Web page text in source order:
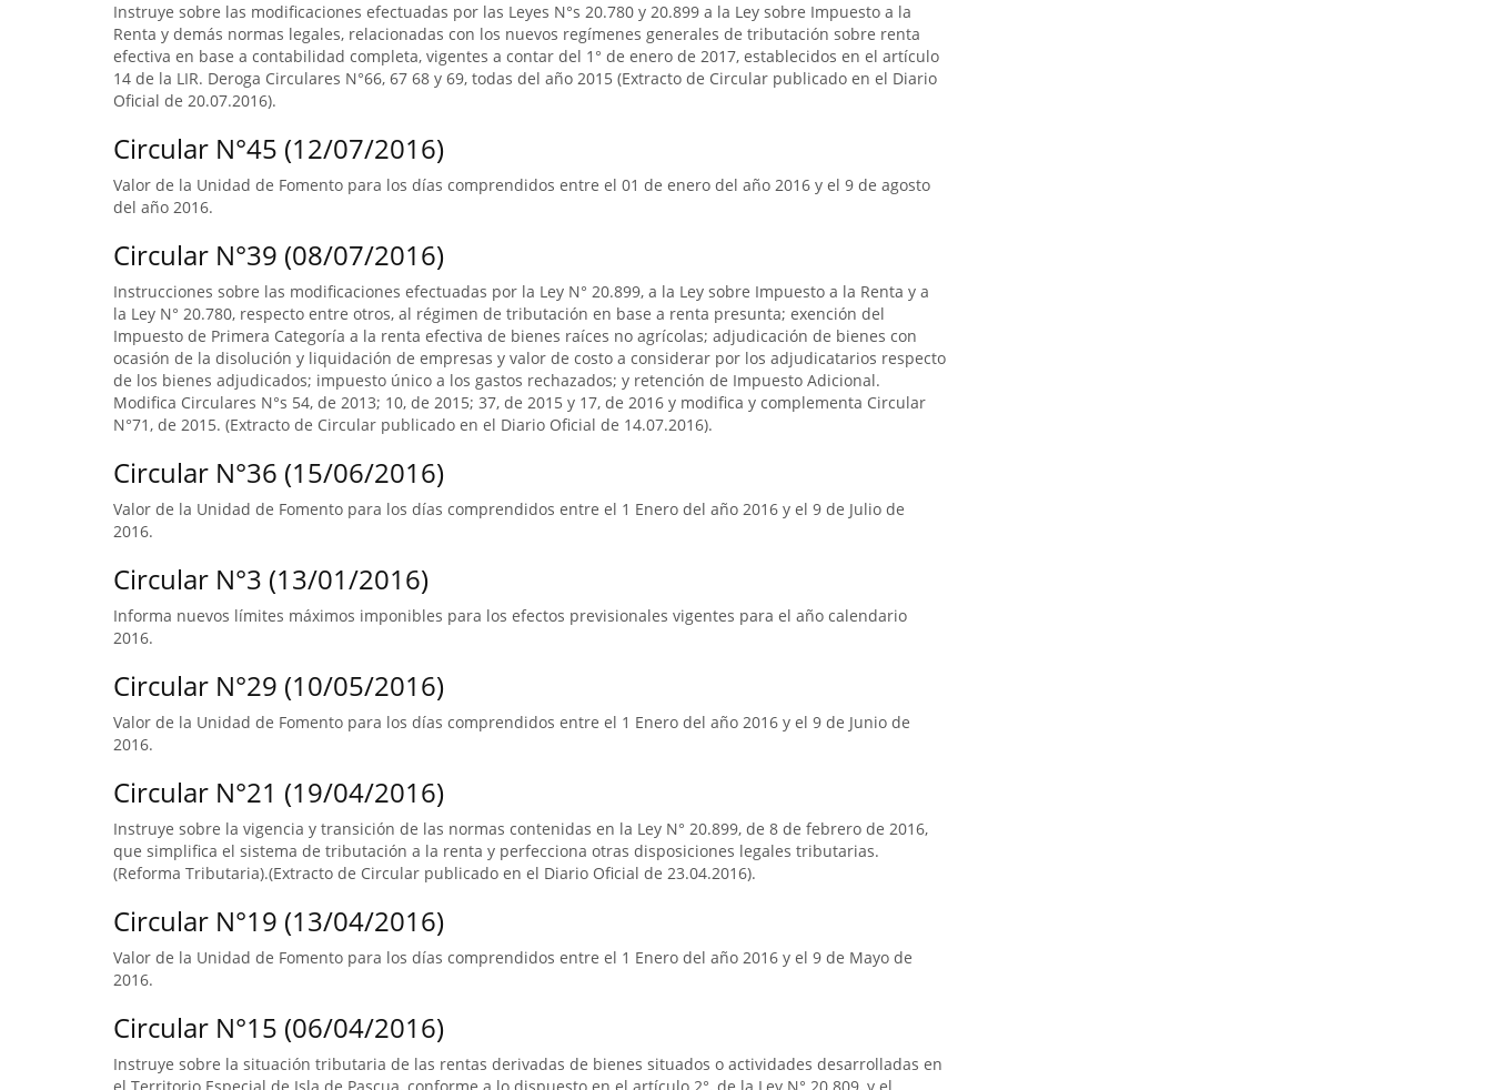
Instruye sobre las modificaciones efectuadas por las Leyes N°s 20.780 y 20.899 a la Ley sobre Impuesto a la
Renta y demás normas legales, relacionadas con los nuevos regímenes generales de tributación sobre renta
efectiva en base a contabilidad completa, vigentes a contar del 1° de enero de 2017, establecidos en el artículo
14 de la LIR. Deroga Circulares N°66, 67 68 y 69, todas del año 2015 (Extracto de Circular publicado en el Diario
Oficial de 20.07.2016).
Circular N°45 (12/07/2016)
Valor de la Unidad de Fomento para los días comprendidos entre el 01 de enero del año 2016 y el 9 de agosto
del año 2016.
Circular N°39 (08/07/2016)
Instrucciones sobre las modificaciones efectuadas por la Ley N° 20.899, a la Ley sobre Impuesto a la Renta y a
la Ley N° 20.780, respecto entre otros, al régimen de tributación en base a renta presunta; exención del
Impuesto de Primera Categoría a la renta efectiva de bienes raíces no agrícolas; adjudicación de bienes con
ocasión de la disolución y liquidación de empresas y valor de costo a considerar por los adjudicatarios respecto
de los bienes adjudicados; impuesto único a los gastos rechazados; y retención de Impuesto Adicional.
Modifica Circulares N°s 54, de 2013; 10, de 2015; 37, de 2015 y 17, de 2016 y modifica y complementa Circular
N°71, de 2015. (Extracto de Circular publicado en el Diario Oficial de 14.07.2016).
Circular N°36 (15/06/2016)
Valor de la Unidad de Fomento para los días comprendidos entre el 1 Enero del año 2016 y el 9 de Julio de
2016.
Circular N°3 (13/01/2016)
Informa nuevos límites máximos imponibles para los efectos previsionales vigentes para el año calendario
2016.
Circular N°29 (10/05/2016)
Valor de la Unidad de Fomento para los días comprendidos entre el 1 Enero del año 2016 y el 9 de Junio de
2016.
Circular N°21 (19/04/2016)
Instruye sobre la vigencia y transición de las normas contenidas en la Ley N° 20.899, de 8 de febrero de 2016,
que simplifica el sistema de tributación a la renta y perfecciona otras disposiciones legales tributarias.
(Reforma Tributaria).(Extracto de Circular publicado en el Diario Oficial de 23.04.2016).
Circular N°19 (13/04/2016)
Valor de la Unidad de Fomento para los días comprendidos entre el 1 Enero del año 2016 y el 9 de Mayo de
2016.
Circular N°15 (06/04/2016)
Instruye sobre la situación tributaria de las rentas derivadas de bienes situados o actividades desarrolladas en